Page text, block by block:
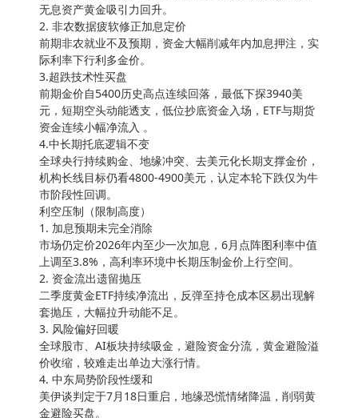
无息资产黄金吸引力回升。
2. 非农数据疲软修正加息定价
前期非农就业不及预期，资金大幅削减年内加息押注，实
际利率下行利多金价。
3.超跌技术性买盘
前期金价自5400历史高点连续回落，最低下探3940美
元，短期空头动能透支，低位抄底资金入场，ETF与期货
资金连续小幅净流入 。
4.中长期托底逻辑不变
全球央行持续购金、地缘冲突、去美元化长期支撑金价，
机构长线目标仍看4800-4900美元，认定本轮下跌仅为牛
市阶段性回调。
利空压制（限制高度）
1. 加息预期未完全消除
市场仍定价2026年内至少一次加息，6月点阵图利率中值
上调至3.8%，高利率环境中长期压制金价上行空间。
2. 资金流出遗留抛压
二季度黄金ETF持续净流出，反弹至持仓成本区易出现解
套抛压，大幅拉升动能不足。
3. 风险偏好回暖
全球股市、AI板块持续吸金，避险资金分流，黄金避险溢
价收缩，较难走出单边大涨行情。
4. 中东局势阶段性缓和
美伊谈判定于7月18日重启，地缘恐慌情绪降温，削弱黄
金避险买盘。